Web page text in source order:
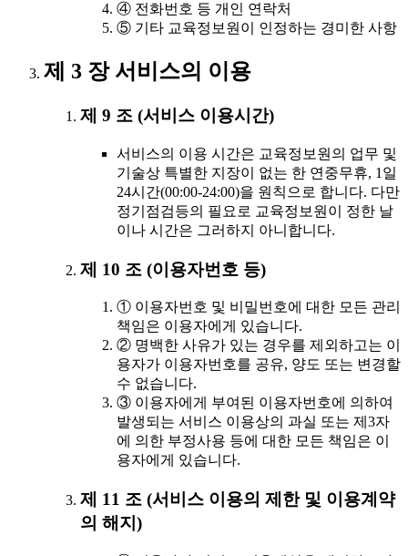
④ 전화번호 등 개인 연락처
⑤ 기타 교육정보원이 인정하는 경미한 사항
제 3 장 서비스의 이용
제 9 조 (서비스 이용시간)
서비스의 이용 시간은 교육정보원의 업무 및
기술상 특별한 지장이 없는 한 연중무휴, 1일
24시간(00:00-24:00)을 원칙으로 합니다. 다만
정기점검등의 필요로 교육정보원이 정한 날
이나 시간은 그러하지 아니합니다.
제 10 조 (이용자번호 등)
① 이용자번호 및 비밀번호에 대한 모든 관리
책임은 이용자에게 있습니다.
② 명백한 사유가 있는 경우를 제외하고는 이
용자가 이용자번호를 공유, 양도 또는 변경할
수 없습니다.
③ 이용자에게 부여된 이용자번호에 의하여
발생되는 서비스 이용상의 과실 또는 제3자
에 의한 부정사용 등에 대한 모든 책임은 이
용자에게 있습니다.
제 11 조 (서비스 이용의 제한 및 이용계약
의 해지)